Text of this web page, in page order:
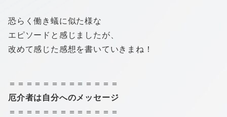
恐らく働き蟻に似た様な
エピソードと感じましたが、
改めて感じた感想を書いていきまね！
＝＝＝＝＝＝＝＝＝＝＝＝＝
厄介者は自分へのメッセージ
＝＝＝＝＝＝＝＝＝＝＝＝＝